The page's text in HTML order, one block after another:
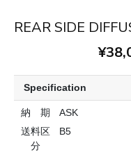
REAR SIDE
Specification
納 期
ASK
送料区
分
B5